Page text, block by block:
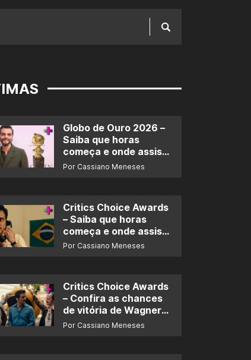
Globo de Ouro 2026 –
Saiba que horas
começa e onde assistir
ao prêmio
Por Cassiano Meneses
Critics Choice Awards
– Saiba que horas
começa e onde assistir
ao prêmio
Por Cassiano Meneses
Critics Choice Awards
– Confira as chances
de vitória de Wagner
Moura e de ‘O Agente
Por Cassiano Meneses